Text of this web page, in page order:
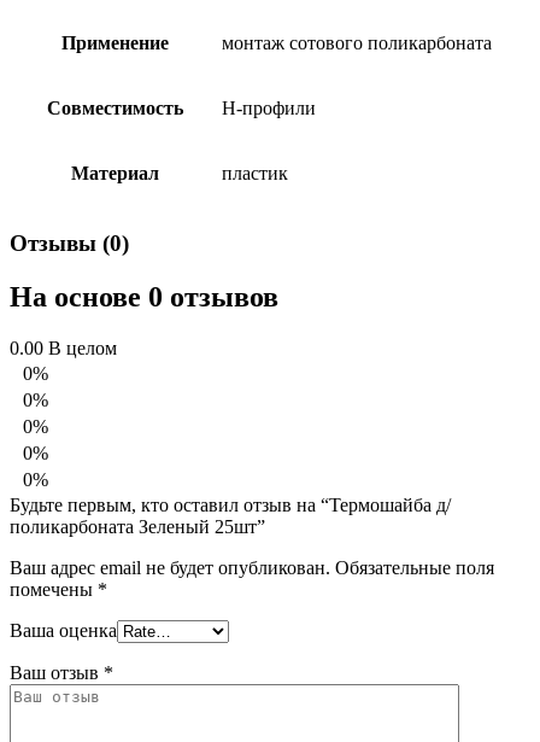
Применение монтаж сотового поликарбоната
Совместимость Н-профили
Материал пластик
Отзывы (0)
На основе 0 отзывов
0.00 В целом
0%
0%
0%
0%
0%
Будьте первым, кто оставил отзыв на “Термошайба д/
поликарбоната Зеленый 25шт”
Ваш адрес email не будет опубликован. Обязательные поля
помечены *
Ваша оценка
Ваш отзыв *